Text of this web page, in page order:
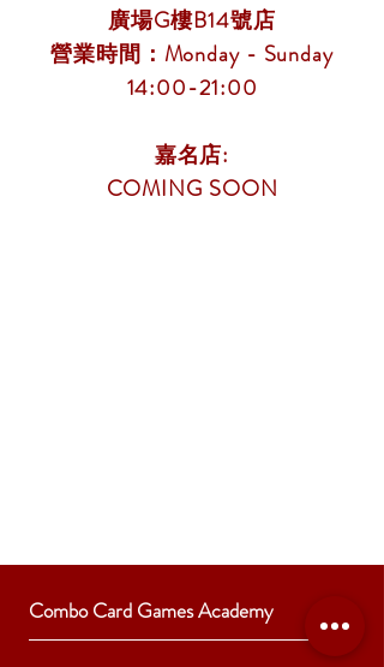
廣場G樓B14號店
營業時間：Monday - Sunday
14:00-21:00
嘉名店:
COMING SOON
Combo Card Games Academy